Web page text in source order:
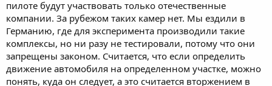
пилоте будут участвовать только отечественные
компании. За рубежом таких камер нет. Мы ездили в
Германию, где для эксперимента производили такие
комплексы, но ни разу не тестировали, потому что они
запрещены законом. Считается, что если определить
движение автомобиля на определенном участке, можно
понять, куда он следует, а это считается вторжением в